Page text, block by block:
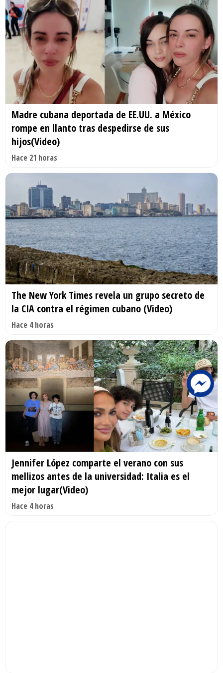
Madre cubana deportada de EE.UU. a México
rompe en llanto tras despedirse de sus
hijos(Video)
Hace 21 horas
The New York Times revela un grupo secreto de
la CIA contra el régimen cubano (Video)
Hace 4 horas
Jennifer López comparte el verano con sus
mellizos antes de la universidad: Italia es el
mejor lugar(Video)
Hace 4 horas